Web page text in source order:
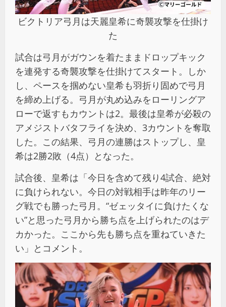
ビクトリア弓月は天麗皇希に奇襲攻撃を仕掛け
た
試合は弓月がガウンを着たままドロップキック
を連発する奇襲攻撃を仕掛けてスタート。しか
し、ペースを掴めない皇希も羽折り固めで弓月
を締め上げる。弓月が丸め込みをローリングア
ローで返すもカウントは2。最後は皇希が必殺の
アメジストバタフライを決め、3カウントを奪取
した。この結果、弓月の連勝はストップし、皇
希は2勝2敗（4点）となった。
試合後、皇希は「今日を含めて残り4試合、絶対
に負けられない。今日の対戦相手は昨年のリー
グ戦でも勝った弓月。“ゼェッタイに負けたくな
い”と思った弓月から勝ち点を上げられたのはデ
カかった。ここから先も勝ち点を重ねていきた
い」とコメント。